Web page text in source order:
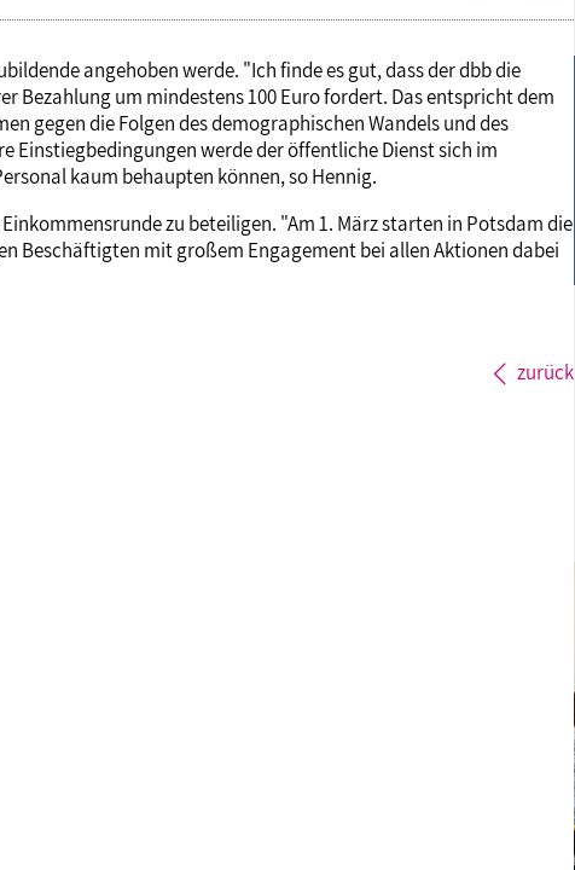
angehoben werde. "Ich finde es gut, dass der dbb die
Bezahlung um mindestens 100 Euro fordert. Das entspricht dem
gegen die Folgen des demographischen Wandels und des
werde der öffentliche Dienst sich im
kaum behaupten können, so Hennig.
zu beteiligen. "Am 1. März starten in Potsdam die
Beschäftigten mit großem Engagement bei allen Aktionen dabei
zurück